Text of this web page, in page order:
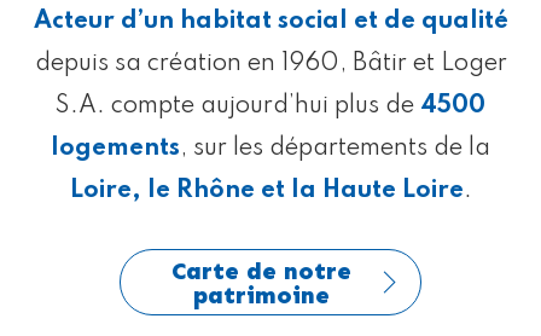
Acteur d’un habitat social et de qualité
depuis sa création en 1960, Bâtir et Loger
S.A. compte aujourd’hui plus de 4500
logements, sur les départements de la
Loire, le Rhône et la Haute Loire.
Carte de notre
patrimoine